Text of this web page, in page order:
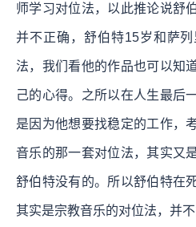
师学习对位法，以此推论说舒
并不正确，舒伯特15岁和萨
法，我们看他的作品也可以知
己的心得。之所以在人生最后
是因为他想要找稳定的工作，
音乐的那一套对位法，其实又
舒伯特没有的。所以舒伯特在
其实是宗教音乐的对位法，并